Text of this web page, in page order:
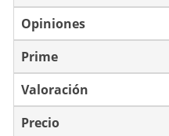
Opiniones
Prime
Valoración
Precio